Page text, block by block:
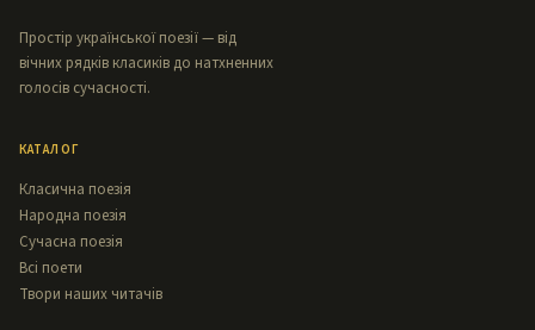
Простір української поезії — від
вічних рядків класиків до натхненних
голосів сучасності.
КАТАЛОГ
Класична поезія
Народна поезія
Сучасна поезія
Всі поети
Твори наших читачів